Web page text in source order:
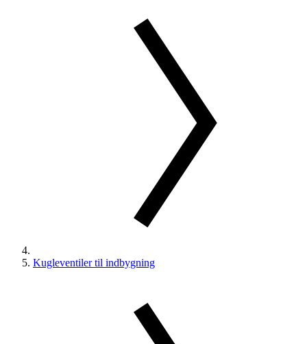
Kugleventiler til indbygning